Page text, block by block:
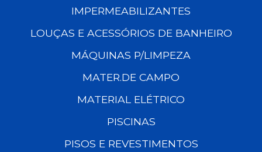
IMPERMEABILIZANTES
LOUÇAS E ACESSÓRIOS DE BANHEIRO
MÁQUINAS P/LIMPEZA
MATER.DE CAMPO
MATERIAL ELÉTRICO
PISCINAS
PISOS E REVESTIMENTOS